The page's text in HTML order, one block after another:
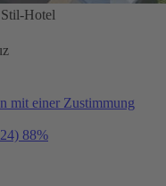
Hotel
mit einer Zustimmung
88%